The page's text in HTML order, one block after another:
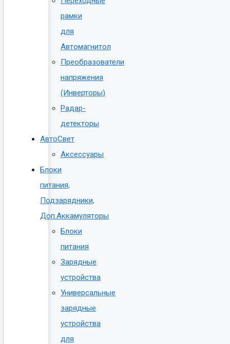
рамки
для
Автомагнитол
Преобразователи
напряжения
(Инверторы)
Радар-
детекторы
АвтоСвет
Аксессуары
Блоки
питания,
Подзарядники,
Доп.Аккамуляторы
Блоки
питания
Зарядные
устройства
Универсальные
зарядные
устройства
для